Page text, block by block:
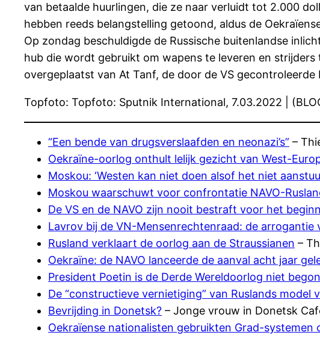
van betaalde huurlingen, die ze naar verluidt tot 2.000
hebben reeds belangstelling getoond, aldus de
Op zondag beschuldigde de Russische buitenlandse
hub die wordt gebruikt om wapens te leveren en
overgeplaatst van At Tanf, de door de VS gecontroleerde
Topfoto: Topfoto: Sputnik International, 7.03.2022 |
“Een bende van drugsverslaafden en neonazi’s” –
Oekraïne-oorlog onthult lelijk gezicht van West-
Moskou: ‘Westen kan niet doen alsof het niet
Moskou waarschuwt voor confrontatie NAVO-
De VS en de NAVO zijn nooit bestraft voor het
Lavrov bij de VN-Mensenrechtenraad: de arrogantie
Rusland verklaart de oorlog aan de Straussianen –
Oekraïne: de NAVO lanceerde de aanval acht jaar
President Poetin is de Derde Wereldoorlog niet
De “constructieve vernietiging” van Ruslands model
Bevrijding in Donetsk? – Jonge vrouw in Donetsk
Oekraïense nationalisten gebruikten Grad-